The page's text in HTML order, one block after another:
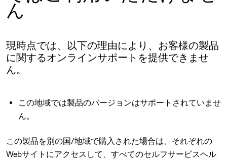
ん
現時点では、以下の理由により、お客様の製品
に関するオンラインサポートを提供できませ
ん。
この地域では製品のバージョンはサポートされていませ
ん。
この製品を別の国/地域で購入された場合は、それぞれの
Webサイトにアクセスして、すべてのセルフサービスヘル